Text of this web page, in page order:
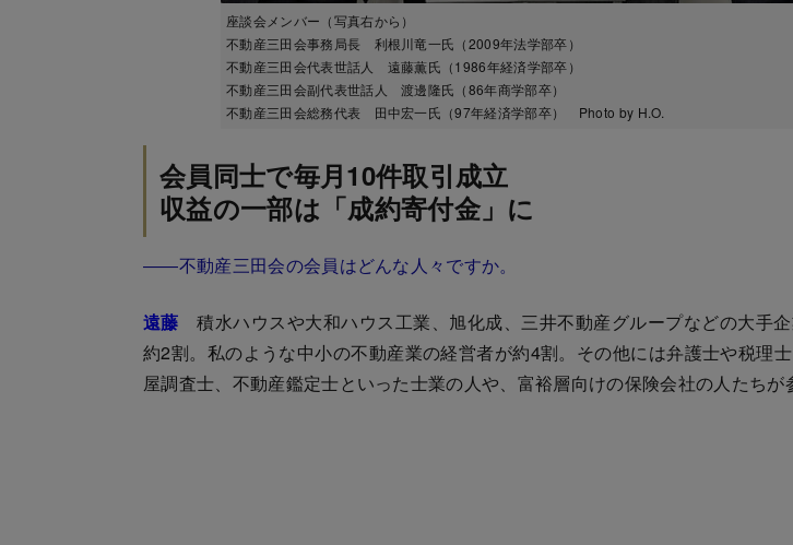
座談会メンバー（写真右から）
不動産三田会事務局長 利根川竜一氏（2009年法学部卒）
不動産三田会代表世話人 遠藤薫氏（1986年経済学部卒）
不動産三田会副代表世話人 渡邊隆氏（86年商学部卒）
不動産三田会総務代表 田中宏一氏（97年経済学部卒） Photo by H.O.
会員同士で毎月10件取引成立
収益の一部は「成約寄付金」に
――不動産三田会の会員はどんな人々ですか。
遠藤 積水ハウスや大和ハウス工業、旭化成、三井不動産グループなどの大手
約2割。私のような中小の不動産業の経営者が約4割。その他には弁護士や税理
屋調査士、不動産鑑定士といった士業の人や、富裕層向けの保険会社の人たちが